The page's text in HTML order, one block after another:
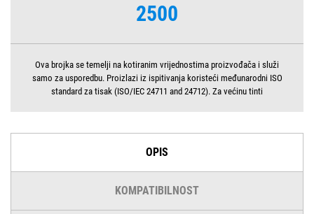
2500
Ova brojka se temelji na kotiranim vrijednostima proizvođača i služi
samo za usporedbu. Proizlazi iz ispitivanja koristeći međunarodni ISO
standard za tisak (ISO/IEC 24711 and 24712). Za većinu tinti
OPIS
KOMPATIBILNOST